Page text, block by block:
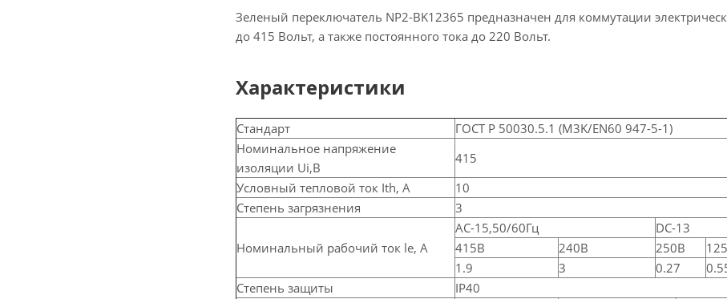
Зеленый переключатель NP2-BK12365 предназначен для коммутации
до 415 Вольт, а также постоянного тока до 220 Вольт.
Характеристики
Стандарт
ГОСТ Р 50030.5.1 (M3K/EN60 947-5-1)
Номинальное напряжение
изоляции Ui,В
415
Условный тепловой ток Ith, А
10
Степень загрязнения
3
Номинальный рабочий ток lе, А
АС-15,50/60Гц
DC-13
415В
240В 250В
1.9
3 0.27
Степень защиты
IP40